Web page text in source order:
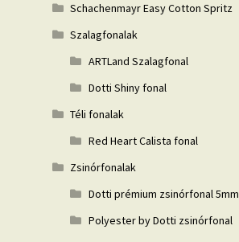
Schachenmayr Easy Cotton Spritz
Szalagfonalak
ARTLand Szalagfonal
Dotti Shiny fonal
Téli fonalak
Red Heart Calista fonal
Zsinórfonalak
Dotti prémium zsinórfonal 5mm
Polyester by Dotti zsinórfonal